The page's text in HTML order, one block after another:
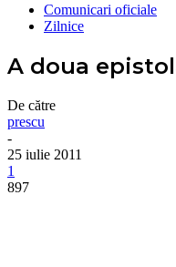
Comunicari oficiale
Zilnice
A doua
De către
prescu
-
25 iulie 2011
1
897